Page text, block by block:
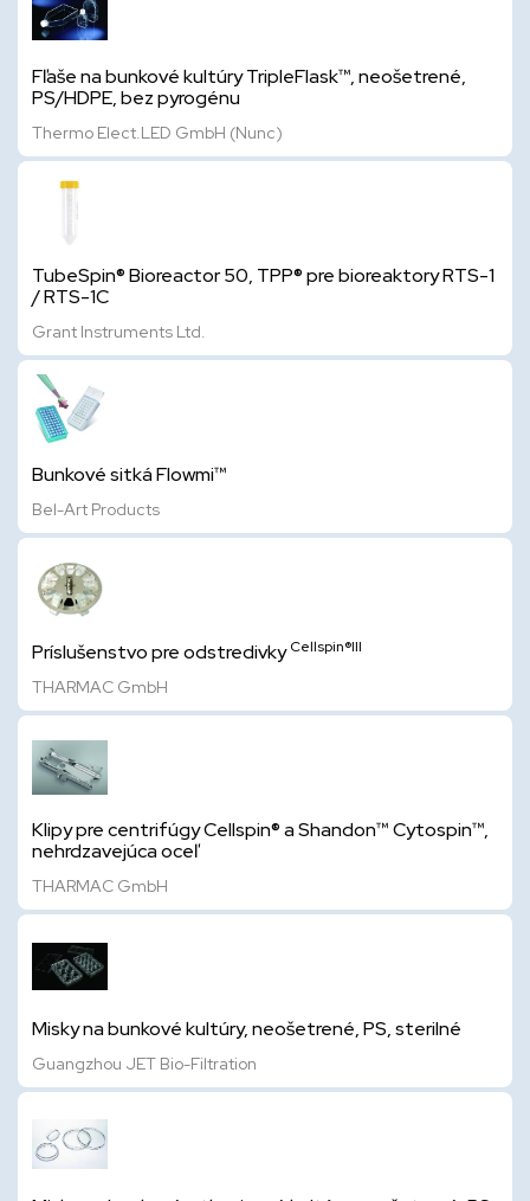
Fľaše na bunkové kultúry TripleFlask™, neošetrené,
PS/HDPE, bez pyrogénu
Thermo Elect.LED GmbH (Nunc)
TubeSpin® Bioreactor 50, TPP® pre bioreaktory RTS-1
/ RTS-1C
Grant Instruments Ltd.
Bunkové sitká Flowmi™
Bel-Art Products
Príslušenstvo pre odstredivkyCellspin®III
THARMAC GmbH
Klipy pre centrifúgy Cellspin® a Shandon™ Cytospin™,
nehrdzavejúca oceľ
THARMAC GmbH
Misky na bunkové kultúry, neošetrené, PS, sterilné
Guangzhou JET Bio-Filtration